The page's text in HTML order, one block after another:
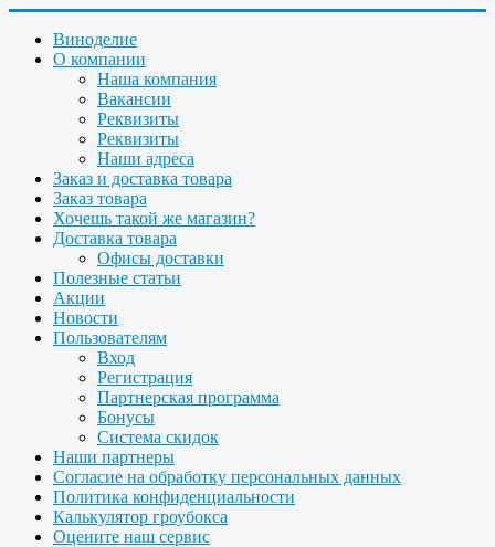
Виноделие
О компании
Наша компания
Вакансии
Реквизиты
Реквизиты
Наши адреса
Заказ и доставка товара
Заказ товара
Хочешь такой же магазин?
Доставка товара
Офисы доставки
Полезные статьи
Акции
Новости
Пользователям
Вход
Регистрация
Партнерская программа
Бонусы
Система скидок
Наши партнеры
Согласие на обработку персональных данных
Политика конфиденциальности
Калькулятор гроубокса
Оцените наш сервис